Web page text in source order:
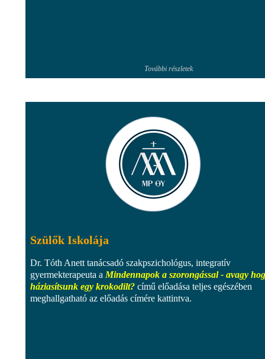
További részletek
Szülők Iskolája
Dr. Tóth Anett tanácsadó szakpszichológus, integratív
gyermekterapeuta a Mindennapok a szorongással - avagy
háziasítsunk egy krokodilt? című előadása teljes egészében
meghallgatható az előadás címére kattintva.